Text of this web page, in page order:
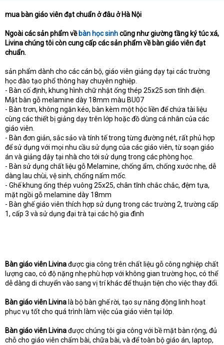
mua bàn giáo viên đạt chuẩn ở đâu ở Hà Nội
Ngoài các sản phẩm về bàn học sinhcũng như giường tầng ký túc xá,
Livina chúng tôi còn cung cấp các sản phẩm về bàn giáo viên đạt
chuẩn.
sản phẩm dành cho các cán bộ, giáo viên giảng dạy tại các trường
học đào tạo phổ thông hay chuyên nghiệp.
- Bàn cố định, khung hình chữ nhật ống thép 25x25 sơn tĩnh điện.
Mặt bàn gỗ melamine dày 18mm màu BU07
- Bàn trơn, không ngăn kéo, bàn kèm một hộc liền để chứa tài liệu
cùng các thiết bị giảng dạy trên lớp hoặc đồ dùng cá nhân của các
giáo viên.
- Bàn đơn giản, sắc sảo và tính tế trong từng đường nét, rất phủ hợp
để sử dụng với mọi nhu cầu sử dụng của các giáo viên, từ soạn giáo
án và giảng dậy tại nhà cho tới sử dụng trong các phòng học.
- Bàn sử dụng chất liệu gỗ Melamine, chống ẩm, chống xước nhẹ, dễ
dàng lau chùi, vệ sinh, chống nấm mốc.
- Ghế khung ống thép vuông 25x25, chân tĩnh chắc chắc, đệm tựa,
mặt ngồi gỗ melamine dày 18mm
- Bàn ghế giáo viên thích hợp sử dụng trong các trường 2, trường cấp
1, cấp 3 và sử dụng đại trà tại các hộ gia đình
Bàn giáo viên Livinađược gia công trên chất liệu gỗ công nghiệp chất
lượng cao, có độ nặng nhẹ phù hợp với không gian trường học, có thể
dễ dàng di chuyển vào sang vị trí khác để thuận tiện cho việc thay đổi.
Bàn giáo viên Livina là bộ bàn ghế rời, tạo sự năng động linh hoạt
phục vụ tốt cho quá trình làm việc của giáo viên tại lớp.
Bàn giáo viên Livinađược chúng tôi gia công với bề mặt bàn rộng, đủ
chỗ cho giáo viên chấm bài, chữa bài, và để toàn bộ giáo án, laptop,